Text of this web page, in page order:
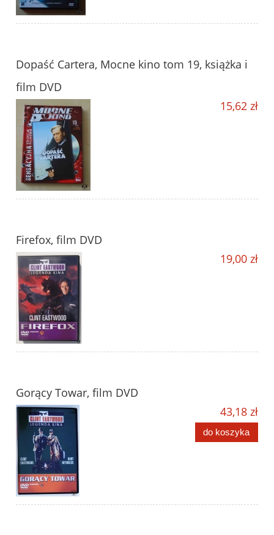
Dopaść Cartera, Mocne kino tom 19, książka i
film DVD
15,62 zł
Firefox, film DVD
19,00 zł
Gorący Towar, film DVD
43,18 zł
do koszyka